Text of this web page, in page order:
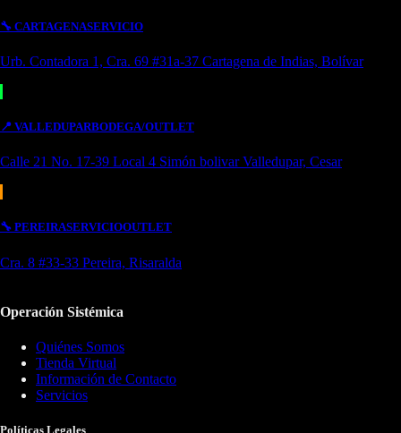
🔧 CARTAGENASERVICIO
Urb. Contadora 1, Cra. 69 #31a-37 Cartagena de Indias, Bolívar
📍 VALLEDUPARBODEGA/OUTLET
Calle 21 No. 17-39 Local 4 Simón bolivar Valledupar, Cesar
🔧 PEREIRASERVICIOOUTLET
Cra. 8 #33-33 Pereira, Risaralda
Operación Sistémica
Quiénes Somos
Tienda Virtual
Información de Contacto
Servicios
Políticas Legales